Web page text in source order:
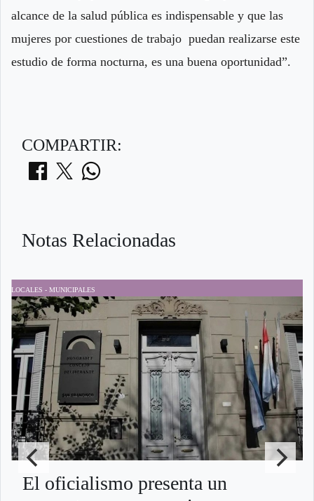
alcance de la salud pública es indispensable y que las
mujeres por cuestiones de trabajo puedan realizarse este
estudio de forma nocturna, es una buena oportunidad”.
COMPARTIR:
Notas Relacionadas
LOCALES - MUNICIPALES
El oficialismo presenta un